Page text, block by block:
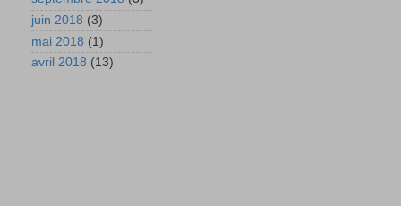
juin 2018 (3)
mai 2018 (1)
avril 2018 (13)